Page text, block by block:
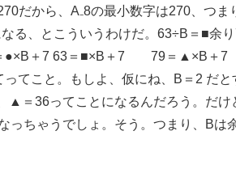
だから、A₋8の最小数字は270、つま
る、とこういうわけだ。63÷B＝■余
＝●×B＋7 63＝■×B＋7 79＝▲×B＋7
こと。もしよ、仮にね、B＝2 だと
36ってことになるんだろう。だけ
ちゃうでしょ。そう。つまり、Bは